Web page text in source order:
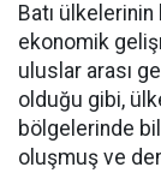
Batı
ekonomik
uluslar arası
olduğu gibi,
bölgelerinde
oluşmuş ve